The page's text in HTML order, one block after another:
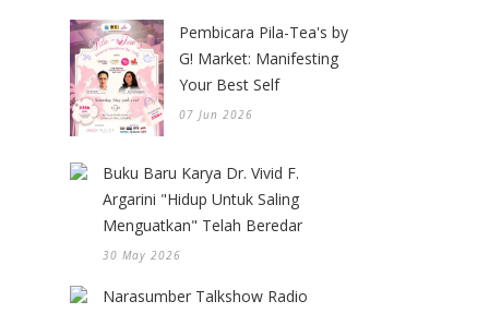
Pembicara Pila-Tea's by
G! Market: Manifesting
Your Best Self
07 Jun 2026
Buku Baru Karya Dr. Vivid F.
Argarini "Hidup Untuk Saling
Menguatkan" Telah Beredar
30 May 2026
Narasumber Talkshow Radio